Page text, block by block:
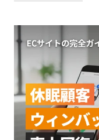
目線でまとめました。